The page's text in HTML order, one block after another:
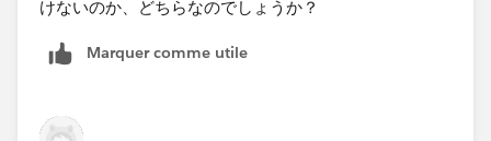
ら終了日である有効期限まで）を持つようになりますの
付でこの期間をカバーするように設定します。
けないのか、どちらなのでしょうか？
Marquer comme utile